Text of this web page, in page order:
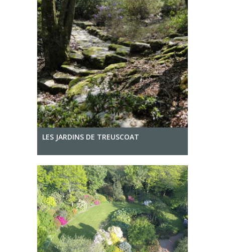
LES JARDINS DE TREUSCOAT